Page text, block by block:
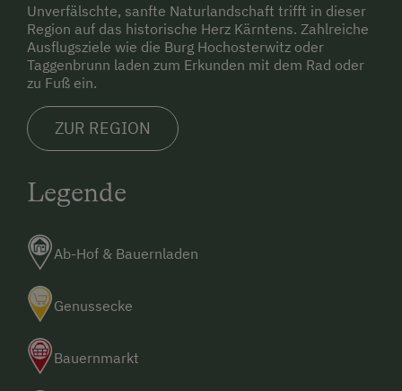
Unverfälschte, sanfte Naturlandschaft trifft in dieser
Region auf das historische Herz Kärntens. Zahlreiche
Ausflugsziele wie die Burg Hochosterwitz oder
Taggenbrunn laden zum Erkunden mit dem Rad oder
zu Fuß ein.
ZUR REGION
Legende
Ab-Hof & Bauernladen
Genussecke
Bauernmarkt